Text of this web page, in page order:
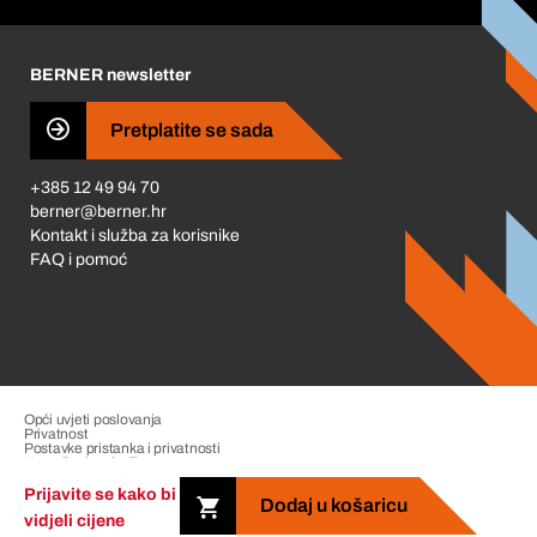
Prijavite se kako bi
vidjeli cijene
Dodaj u košaricu
Business Conduct
BERNER newsletter
Pretplatite se sada
+385 12 49 94 70
berner@berner.hr
Kontakt i služba za korisnike
FAQ i pomoć
Copyright &copy; 2026 The Berner Group. All rights reserved.
Opći uvjeti poslovanja
Privatnost
Postavke pristanka i privatnosti
Upravljanje pritužbama